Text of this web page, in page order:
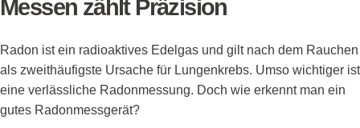
Messen zählt Präzision
Radon ist ein radioaktives Edelgas und gilt nach dem Rauchen
als zweithäufigste Ursache für Lungenkrebs. Umso wichtiger ist
eine verlässliche Radonmessung. Doch wie erkennt man ein
gutes Radonmessgerät?